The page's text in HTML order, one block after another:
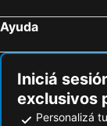
Ayuda
Iniciá
exclusivos
Personalizá